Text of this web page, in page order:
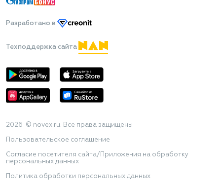
Разработано в
Техподдержка сайта
2026 © novex.ru. Все права защищены
Пользовательское соглашение
Согласие посетителя сайта/Приложения на обработку
персональных данных
Политика обработки персональных данных